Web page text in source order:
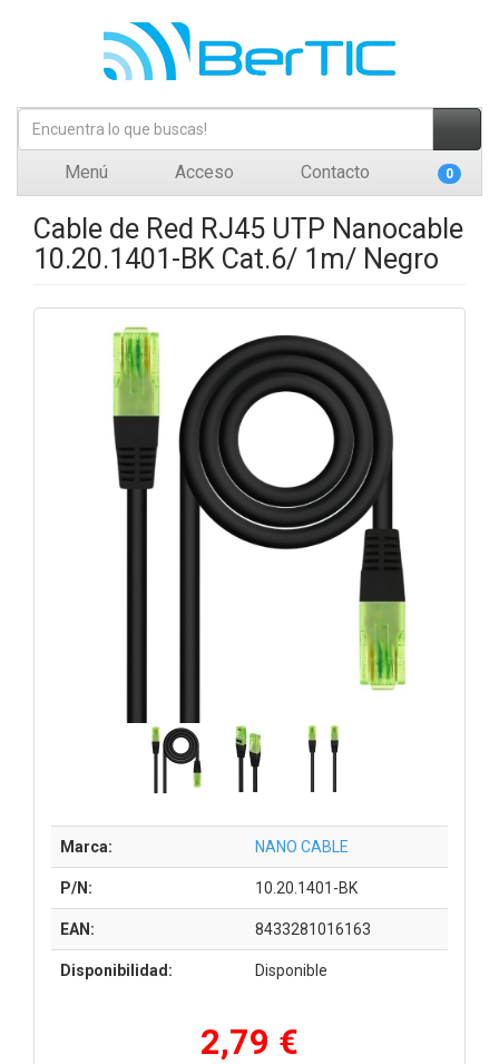
Menú Acceso Contacto 0
Cable de Red RJ45 UTP Nanocable
10.20.1401-BK Cat.6/ 1m/ Negro
Marca: NANO CABLE
P/N: 10.20.1401-BK
EAN: 8433281016163
Disponibilidad: Disponible
2,79 €